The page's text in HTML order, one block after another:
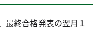
最終合格発表の翌月１